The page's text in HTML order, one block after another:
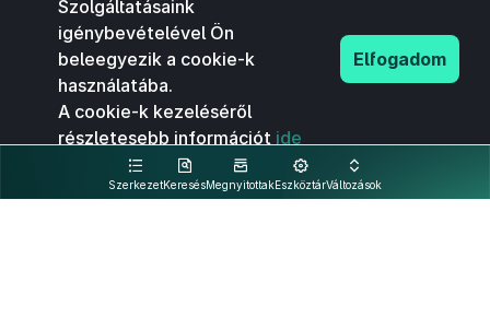
SzerkezetKeresésMegnyitottakEszköztárVáltozások
Szolgáltatásaink
igénybevételével Ön
beleegyezik a cookie-k
használatába.
A cookie-k kezeléséről
részletesebb információt ide
kattintva olvashat.
Elfogadom